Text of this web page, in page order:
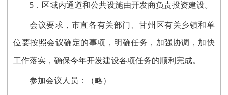
5．区域内通道和公共设施由开发商负责投资建设。
会议要求，市直各有关部门、甘州区有关乡镇和单
位要按照会议确定的事项，明确任务，加强协调，加快
工作落实，确保今年开发建设各项任务的顺利完成。
参加会议人员：（略）